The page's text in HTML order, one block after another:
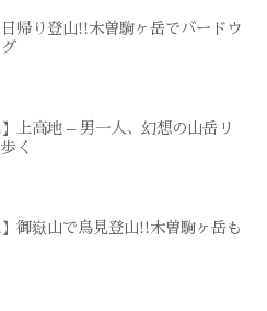
帰り登山!!木曽駒ヶ岳でバードウ
】上高地 – 男一人、幻想の山岳リ
く
】御嶽山で鳥見登山!!木曽駒ヶ岳も